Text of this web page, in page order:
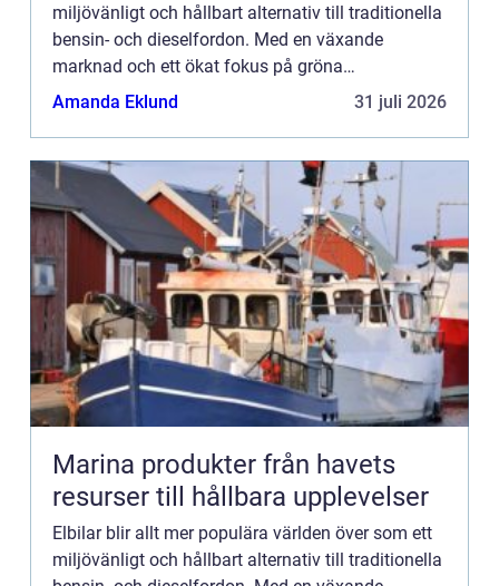
miljövänligt och hållbart alternativ till traditionella
bensin- och dieselfordon. Med en växande
marknad och ett ökat fokus på gröna
innovationsl&...
Amanda Eklund 31 juli 2026
Marina produkter från havets
resurser till hållbara upplevelser
Elbilar blir allt mer populära världen över som ett
miljövänligt och hållbart alternativ till traditionella